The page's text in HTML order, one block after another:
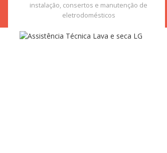
instalação, consertos e manutenção de
eletrodomésticos